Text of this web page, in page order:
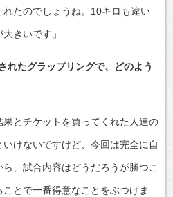
たのでしょうね。10キロも違い
きいです」
れたグラップリングで、どのよう
果とチケットを買ってくれた人達の
けないですけど、今回は完全に自
、試合内容はどうだろうが勝つこ
とで一番得意なことをぶつけま